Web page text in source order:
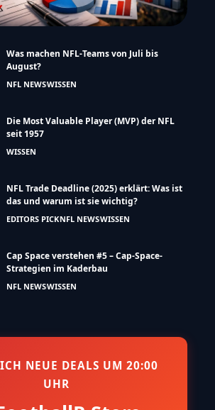
Was machen NFL-Teams von Juli bis
August?
NFL NEWSWISSEN
Die Most Valuable Player (MVP) der NFL
seit 1957
WISSEN
NFL Trade Deadline (2025) erklärt: Was ist
das und warum ist sie wichtig?
EDITORS PICKNFL NEWSWISSEN
Cap Space verstehen #5 – Cap-Space-
Strategien im Kaderbau
NFL NEWSWISSEN
NEUE DEALS UM 20:00
UHR